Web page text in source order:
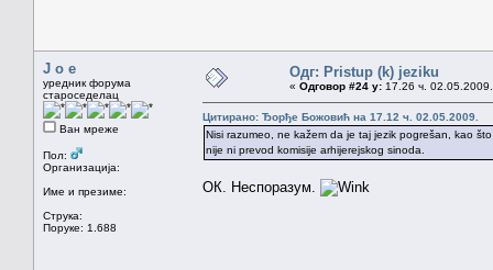
J o e
уредник форума
староседелац
Ван мреже
Пол:
Организација:
Име и презиме:
Струка:
Поруке: 1.688
Одг: Pristup (k) jeziku
« Одговор #24 у: 17.26 ч.
Цитирано: Ђорђе Божовић на 17.12 ч. 02.05.2009.
Nisi razumeo, ne kažem da je taj jezik pogrešan, kao
nije ni prevod komisije arhijerejskog sinoda.
ОК. Неспоразум.